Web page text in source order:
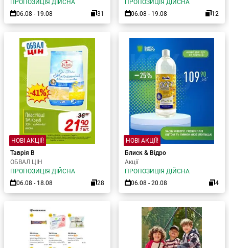
ПРОПОЗИЦІЯ ДІЙСНА
06.08 - 19.08
31
ПРОПОЗИЦІЯ ДІЙСНА
06.08 - 19.08
12
НОВІ АКЦІЇ!
Таврія В
ОБВАЛ ЦІН
ПРОПОЗИЦІЯ ДІЙСНА
06.08 - 18.08
28
НОВІ АКЦІЇ!
Блиск & Відро
Акції
ПРОПОЗИЦІЯ ДІЙСНА
06.08 - 20.08
4